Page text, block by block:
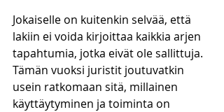
Jokaiselle on kuitenkin selvää, että
lakiin ei voida kirjoittaa kaikkia arjen
tapahtumia, jotka eivät ole sallittuja.
Tämän vuoksi juristit joutuvatkin
usein ratkomaan sitä, millainen
käyttäytyminen ja toiminta on